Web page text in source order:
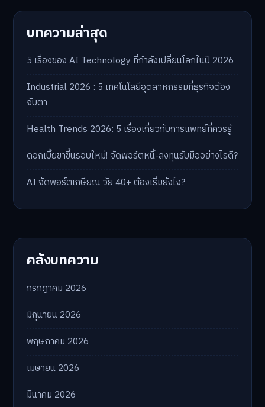
บทความล่าสุด
5 เรื่องของ AI Technology ที่กำลังเปลี่ยนโลกในปี 2026
Industrial 2026 : 5 เทคโนโลยีอุตสาหกรรมที่ธุรกิจต้อง
จับตา
Health Trends 2026: 5 เรื่องเกี่ยวกับการแพทย์ที่ควรรู้
ดอกเบี้ยขาขึ้นรอบใหม่! จัดพอร์ตหนี้-ลงทุนรับมืออย่างไรดี?
AI จัดพอร์ตเกษียณ วัย 40+ ต้องเริ่มยังไง?
คลังบทความ
กรกฎาคม 2026
มิถุนายน 2026
พฤษภาคม 2026
เมษายน 2026
มีนาคม 2026